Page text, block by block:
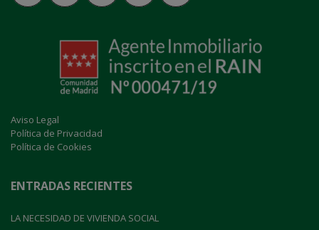
Aviso Legal
Política de Privacidad
Política de Cookies
ENTRADAS RECIENTES
LA NECESIDAD DE VIVIENDA SOCIAL